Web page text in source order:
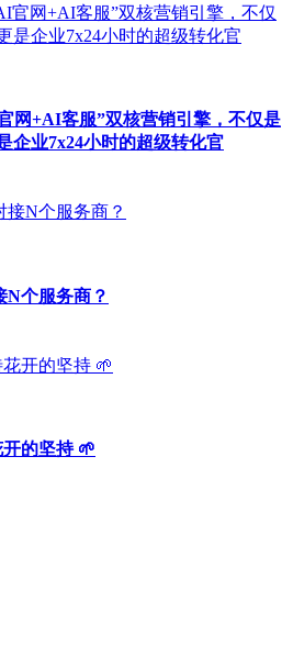
网+AI客服”双核营销引擎，不仅是
企业7x24小时的超级转化官
N个服务商？
的坚持 🌱